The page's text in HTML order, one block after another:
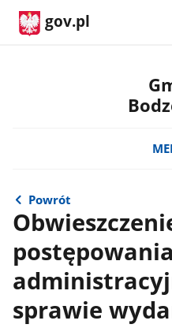
gov.pl
Powrót
postępowania
sprawie